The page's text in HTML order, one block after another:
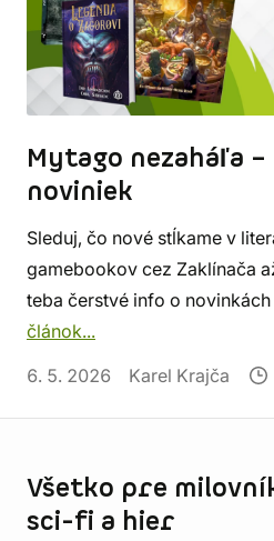
Mytago nezaháľa
noviniek
Sleduj, čo nové stĺkame v
gamebookov cez Zaklínača
teba čerstvé info o
článok...
6. 5. 2026
Karel Krajča
Všetko pre
sci-fi a hier